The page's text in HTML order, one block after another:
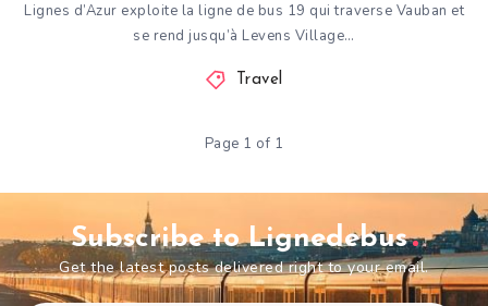
Lignes d’Azur exploite la ligne de bus 19 qui traverse Vauban et
se rend jusqu’à Levens Village…
Travel
Page 1 of 1
Subscribe to Lignedebus
Get the latest posts delivered right to your email.